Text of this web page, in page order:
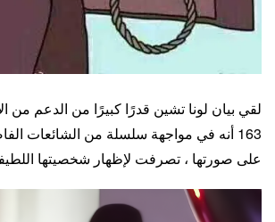
لقي بيان لونا تشين قدرًا كبيرًا من الدعم من
163 أنه في مواجهة سلسلة من الشائعات
على صورتها ، تصرفت لإظهار شخصيتها